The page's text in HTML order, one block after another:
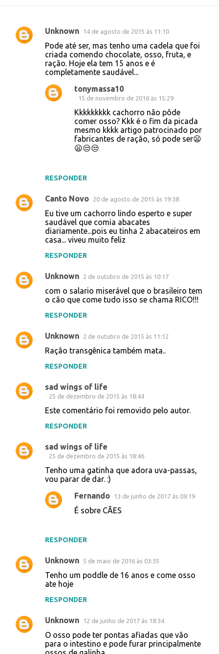
C
Unknown 14 de agosto de 2015 às 11:10
Pode até ser, mas tenho uma cadela que foi
criada comendo chocolate, osso, fruta, e
ração. Hoje ela tem 15 anos e é
completamente saudável...
RESPONDER
tonymassa10
15 de novembro de 2016 às 15:29
Kkkkkkkkk cachorro não pôde
comer osso? Kkk é o fim da picada
mesmo kkkk artigo patrocinado por
fabricantes de ração, só pode ser😦
😦😒😒
Canto Novo 20 de agosto de 2015 às 19:38
Eu tive um cachorro lindo esperto e super
saudável que comia abacates
diariamente...pois eu tinha 2 abacateiros em
casa... viveu muito feliz
RESPONDER
Unknown 2 de outubro de 2015 às 10:17
com o salario miserável que o brasileiro tem
o cão que come tudo isso se chama RICO!!!
RESPONDER
Unknown 2 de outubro de 2015 às 11:12
Ração transgênica também mata..
RESPONDER
sad wings of life
25 de dezembro de 2015 às 18:44
Este comentário foi removido pelo autor.
RESPONDER
sad wings of life
25 de dezembro de 2015 às 18:46
Tenho uma gatinha que adora uva-passas,
vou parar de dar. :)
RESPONDER
Fernando 13 de junho de 2017 às 09:19
É sobre CÃES
Unknown 5 de maio de 2016 às 03:35
Tenho um poddle de 16 anos e come osso
ate hoje
RESPONDER
Unknown 12 de junho de 2017 às 18:34
O osso pode ter pontas afiadas que vão
para o intestino e pode furar principalmente